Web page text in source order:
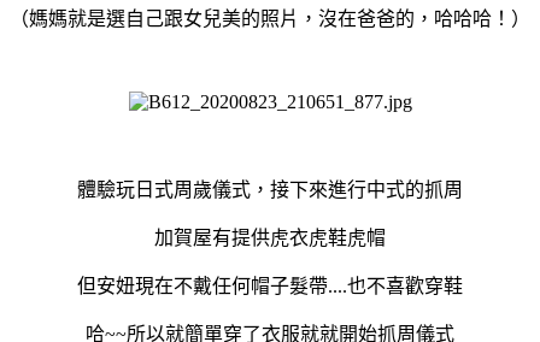
（媽媽就是選自己跟女兒美的照片，沒在爸爸的，哈哈哈！）
體驗玩日式周歲儀式，接下來進行中式的抓周
加賀屋有提供虎衣虎鞋虎帽
但安妞現在不戴任何帽子髮帶....也不喜歡穿鞋
哈~~所以就簡單穿了衣服就就開始抓周儀式